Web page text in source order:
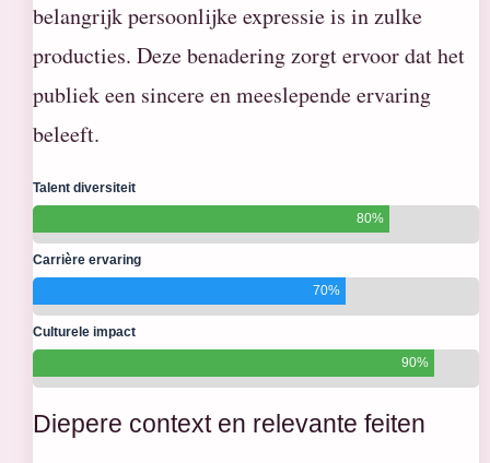
belangrijk persoonlijke expressie is in zulke
producties. Deze benadering zorgt ervoor dat het
publiek een sincere en meeslepende ervaring
beleeft.
Talent diversiteit
80%
Carrière ervaring
70%
Culturele impact
90%
Diepere context en relevante feiten